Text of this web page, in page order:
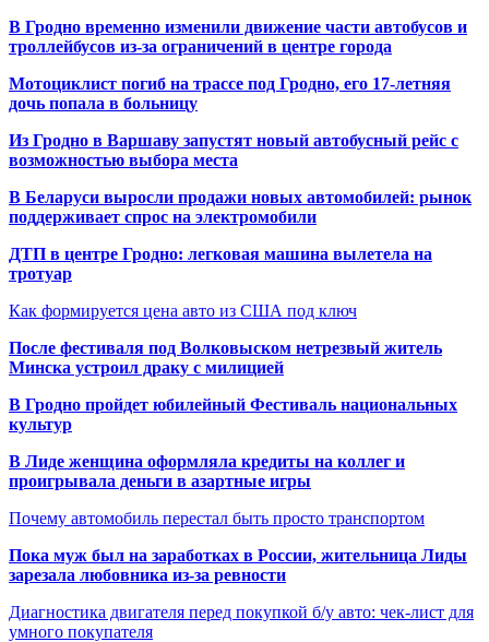
В Гродно временно изменили движение части автобусов и
троллейбусов из-за ограничений в центре города
Мотоциклист погиб на трассе под Гродно, его 17-летняя
дочь попала в больницу
Из Гродно в Варшаву запустят новый автобусный рейс с
возможностью выбора места
В Беларуси выросли продажи новых автомобилей: рынок
поддерживает спрос на электромобили
ДТП в центре Гродно: легковая машина вылетела на
тротуар
Как формируется цена авто из США под ключ
После фестиваля под Волковыском нетрезвый житель
Минска устроил драку с милицией
В Гродно пройдет юбилейный Фестиваль национальных
культур
В Лиде женщина оформляла кредиты на коллег и
проигрывала деньги в азартные игры
Почему автомобиль перестал быть просто транспортом
Пока муж был на заработках в России, жительница Лиды
зарезала любовника из-за ревности
Диагностика двигателя перед покупкой б/у авто: чек-лист для
умного покупателя